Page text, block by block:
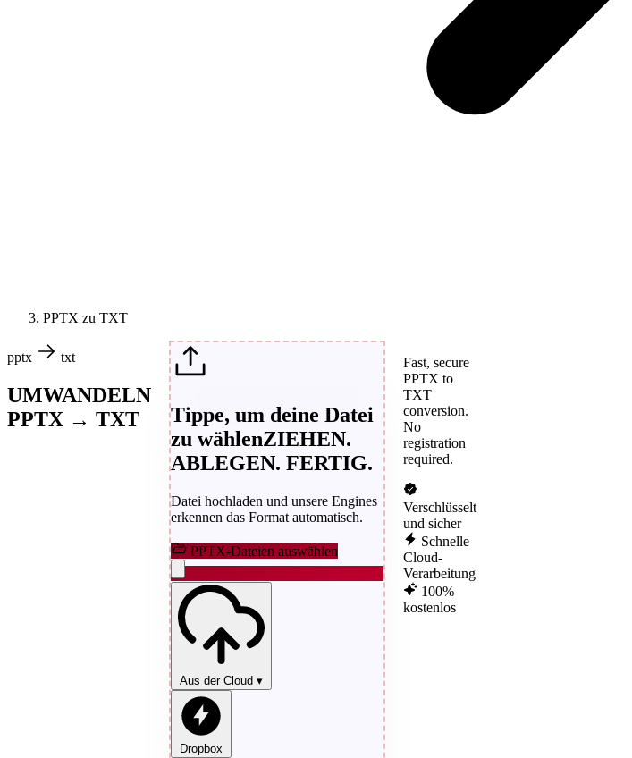
PPTX zu TXT
pptx txt
UMWANDELN
PPTX → TXT
Tippe, um deine Datei
zu wählenZIEHEN.
ABLEGEN. FERTIG.
Datei hochladen und unsere Engines
erkennen das Format automatisch.
PPTX-Dateien auswählen
Aus der Cloud ▾
Dropbox
Fast, secure
PPTX to
TXT
conversion.
No
registration
required.
Verschlüsselt
und sicher
Schnelle
Cloud-
Verarbeitung
100%
kostenlos